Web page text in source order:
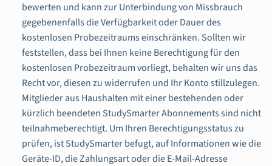
bewerten und kann zur Unterbindung von Missbrauch
gegebenenfalls die Verfügbarkeit oder Dauer des
kostenlosen Probezeitraums einschränken. Sollten wir
feststellen, dass bei Ihnen keine Berechtigung für den
kostenlosen Probezeitraum vorliegt, behalten wir uns das
Recht vor, diesen zu widerrufen und Ihr Konto stillzulegen.
Mitglieder aus Haushalten mit einer bestehenden oder
kürzlich beendeten StudySmarter Abonnements sind nicht
teilnahmeberechtigt. Um Ihren Berechtigungsstatus zu
prüfen, ist StudySmarter befugt, auf Informationen wie die
Geräte-ID, die Zahlungsart oder die E-Mail-Adresse